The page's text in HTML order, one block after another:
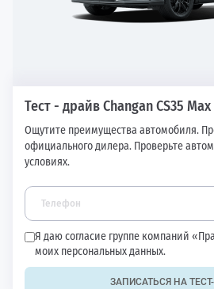
Тест - драйв Changan CS35 Max
Ощутите преимущества автомобиля.
официального дилера. Проверьте
условиях.
Я даю согласие группе компаний
моих персональных данных.
ЗАПИСАТЬСЯ НА